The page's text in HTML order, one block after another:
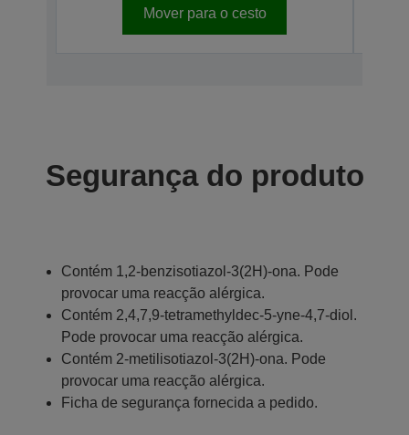
Mover para o cesto
Segurança do produto
Contém 1,2-benzisotiazol-3(2H)-ona. Pode
provocar uma reacção alérgica.
Contém 2,4,7,9-tetramethyldec-5-yne-4,7-diol.
Pode provocar uma reacção alérgica.
Contém 2-metilisotiazol-3(2H)-ona. Pode
provocar uma reacção alérgica.
Ficha de segurança fornecida a pedido.